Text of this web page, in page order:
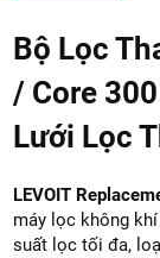
Bộ Lọc
/ Core
Lưới Lọc
LEVOIT
máy lọc không
suất lọc tối đa,